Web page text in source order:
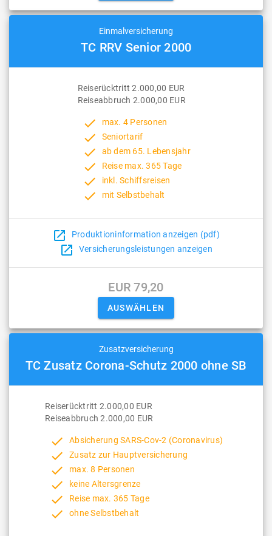
Einmalversicherung
TC RRV Senior 2000
Reiserücktritt 2.000,00 EUR
Reiseabbruch 2.000,00 EUR
done max. 4 Personen
done Seniortarif
done ab dem 65. Lebensjahr
done Reise max. 365 Tage
done inkl. Schiffsreisen
done mit Selbstbehalt
open_in_new Produktioninformation anzeigen (pdf)
open_in_new Versicherungsleistungen anzeigen
EUR 79,20
Zusatzversicherung
TC Zusatz Corona-Schutz 2000 ohne SB
Reiserücktritt 2.000,00 EUR
Reiseabbruch 2.000,00 EUR
done Absicherung SARS-Cov-2 (Coronavirus)
done Zusatz zur Hauptversicherung
done max. 8 Personen
done keine Altersgrenze
done Reise max. 365 Tage
done ohne Selbstbehalt